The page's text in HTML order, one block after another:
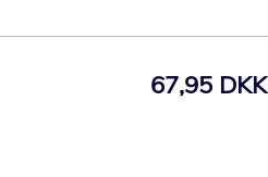
67,95 DKK